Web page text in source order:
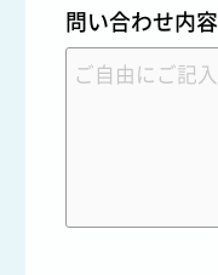
問い合わせ内容